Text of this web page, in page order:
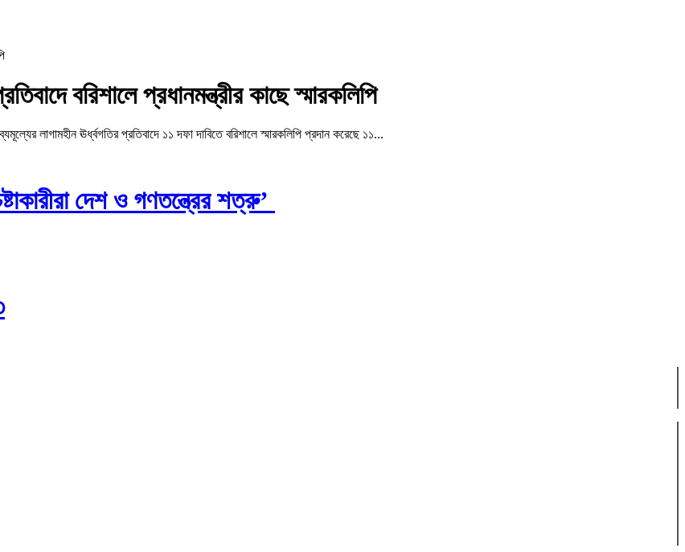
বরিশালে প্রধানমন্ত্রীর কাছে স্মারকলিপি
লাগামহীন ঊর্ধ্বগতির প্রতিবাদে ১১ দফা দাবিতে বরিশালে স্মারকলিপি প্রদান করেছে ১১...
দেশ ও গণতন্ত্রের শত্রু’